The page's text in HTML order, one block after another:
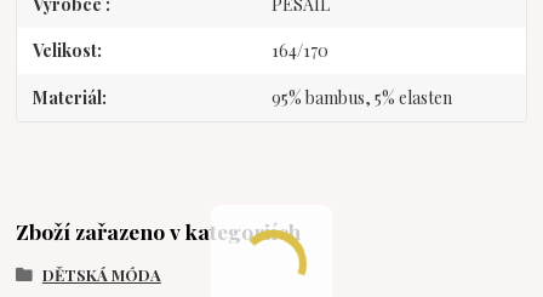
Velikost 164/170
Materiál 95% bambus, 5% elasten
Zboží zařazeno v kategoriích
DĚTSKÁ MÓDA